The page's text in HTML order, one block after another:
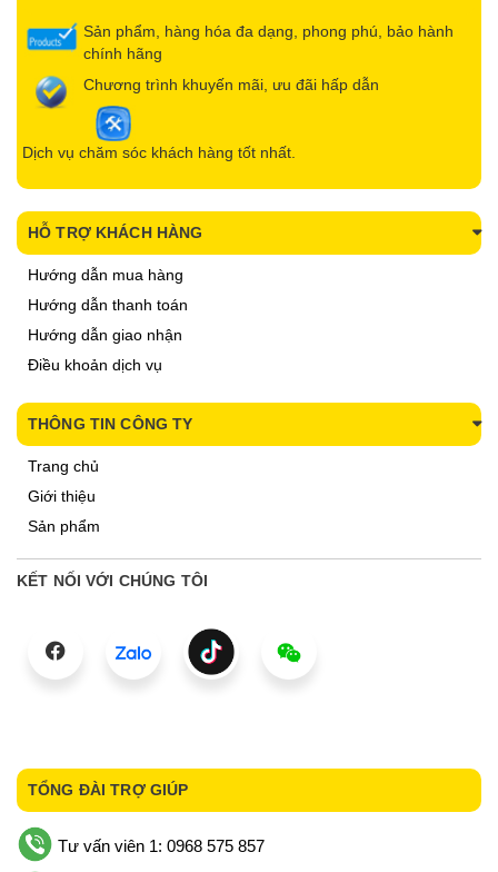
Sản phẩm, hàng hóa đa dạng, phong phú, bảo hành
chính hãng
Chương trình khuyến mãi, ưu đãi hấp dẫn
Dịch vụ chăm sóc khách hàng tốt nhất.
HỖ TRỢ KHÁCH HÀNG
Hướng dẫn mua hàng
Hướng dẫn thanh toán
Hướng dẫn giao nhận
Điều khoản dịch vụ
THÔNG TIN CÔNG TY
Trang chủ
Giới thiệu
Sản phẩm
KẾT NỐI VỚI CHÚNG TÔI
TỔNG ĐÀI TRỢ GIÚP
Tư vấn viên 1: 0968 575 857